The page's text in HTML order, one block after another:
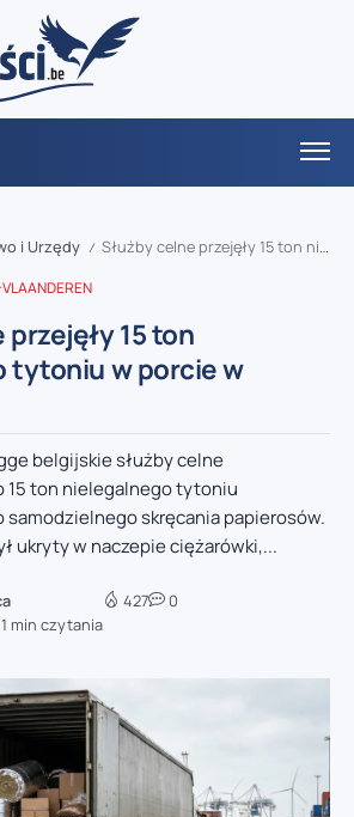
i Urzędy / Służby celne przejęły 15 ton nielegalnego tytoniu w porcie w Zeebrugge
przejęły 15 ton
tytoniu w porcie w
belgijskie służby celne
15 ton nielegalnego tytoniu
samodzielnego skręcania papierosów.
ukryty w naczepie ciężarówki,...
1 min czytania
427 0